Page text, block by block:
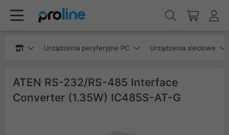
Urządzenia peryferyjne PC Urządzenia sieciowe
ATEN RS-232/RS-485 Interface
Converter (1.35W) IC485S-AT-G